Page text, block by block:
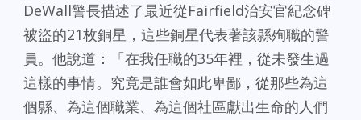
DeWall警長描述了最近從Fairfield治安官紀念碑
被盜的21枚銅星，這些銅星代表著該縣殉職的警
員。他說道：「在我任職的35年裡，從未發生過
這樣的事情。究竟是誰會如此卑鄙，從那些為這
個縣、為這個職業、為這個社區獻出生命的人們